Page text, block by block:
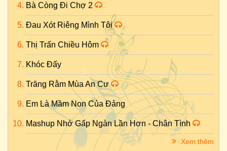
Bà Còng Đi Chợ 2
Đau Xót Riêng Mình Tôi
Thị Trấn Chiều Hôm
Khóc Đấy
Trăng Rằm Mùa An Cư
Em Là Mầm Non Của Đảng
Mashup Nhớ Gấp Ngàn Lần Hơn - Chân Tình
Xem thêm